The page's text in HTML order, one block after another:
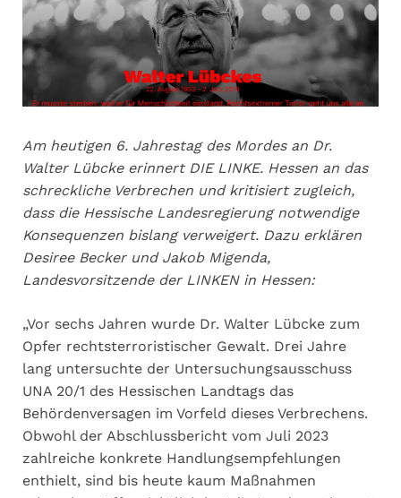
Am heutigen 6. Jahrestag des Mordes an Dr.
Walter Lübcke erinnert DIE LINKE. Hessen an das
schreckliche Verbrechen und kritisiert zugleich,
dass die Hessische Landesregierung notwendige
Konsequenzen bislang verweigert. Dazu erklären
Desiree Becker und Jakob Migenda,
Landesvorsitzende der LINKEN in Hessen:
„Vor sechs Jahren wurde Dr. Walter Lübcke zum
Opfer rechtsterroristischer Gewalt. Drei Jahre
lang untersuchte der Untersuchungsausschuss
UNA 20/1 des Hessischen Landtags das
Behördenversagen im Vorfeld dieses Verbrechens.
Obwohl der Abschlussbericht vom Juli 2023
zahlreiche konkrete Handlungsempfehlungen
enthielt, sind bis heute kaum Maßnahmen